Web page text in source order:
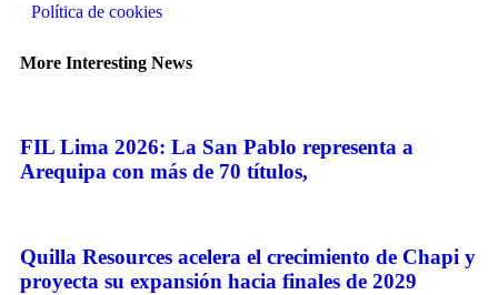
Política de cookies
More Interesting News
FIL Lima 2026: La San Pablo representa a
Arequipa con más de 70 títulos,
Quilla Resources acelera el crecimiento de Chapi y
proyecta su expansión hacia finales de 2029